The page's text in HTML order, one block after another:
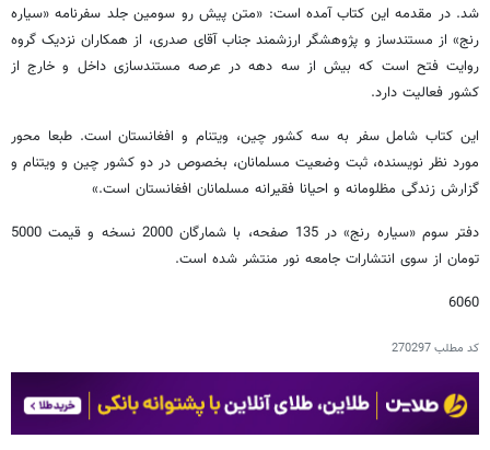
شد. در مقدمه این کتاب آمده است: «متن پیش رو سومین جلد سفرنامه «سیاره
رنج» از مستندساز و پژوهشگر ارزشمند جناب آقای صدری، از همکاران نزدیک گروه
روایت فتح است که بیش از سه دهه در عرصه مستندسازی داخل و خارج از
کشور فعالیت دارد.
این کتاب شامل سفر به سه کشور چین، ویتنام و افغانستان است. طبعا محور
مورد نظر نویسنده، ثبت وضعیت مسلمانان، بخصوص در دو کشور چین و ویتنام و
گزارش زندگی مظلومانه و احیانا فقیرانه مسلمانان افغانستان است.»
دفتر سوم «سیاره رنج» در 135 صفحه، با شمارگان 2000 نسخه و قیمت 5000
تومان از سوی انتشارات جامعه نور منتشر شده است.
6060
کد مطلب270297